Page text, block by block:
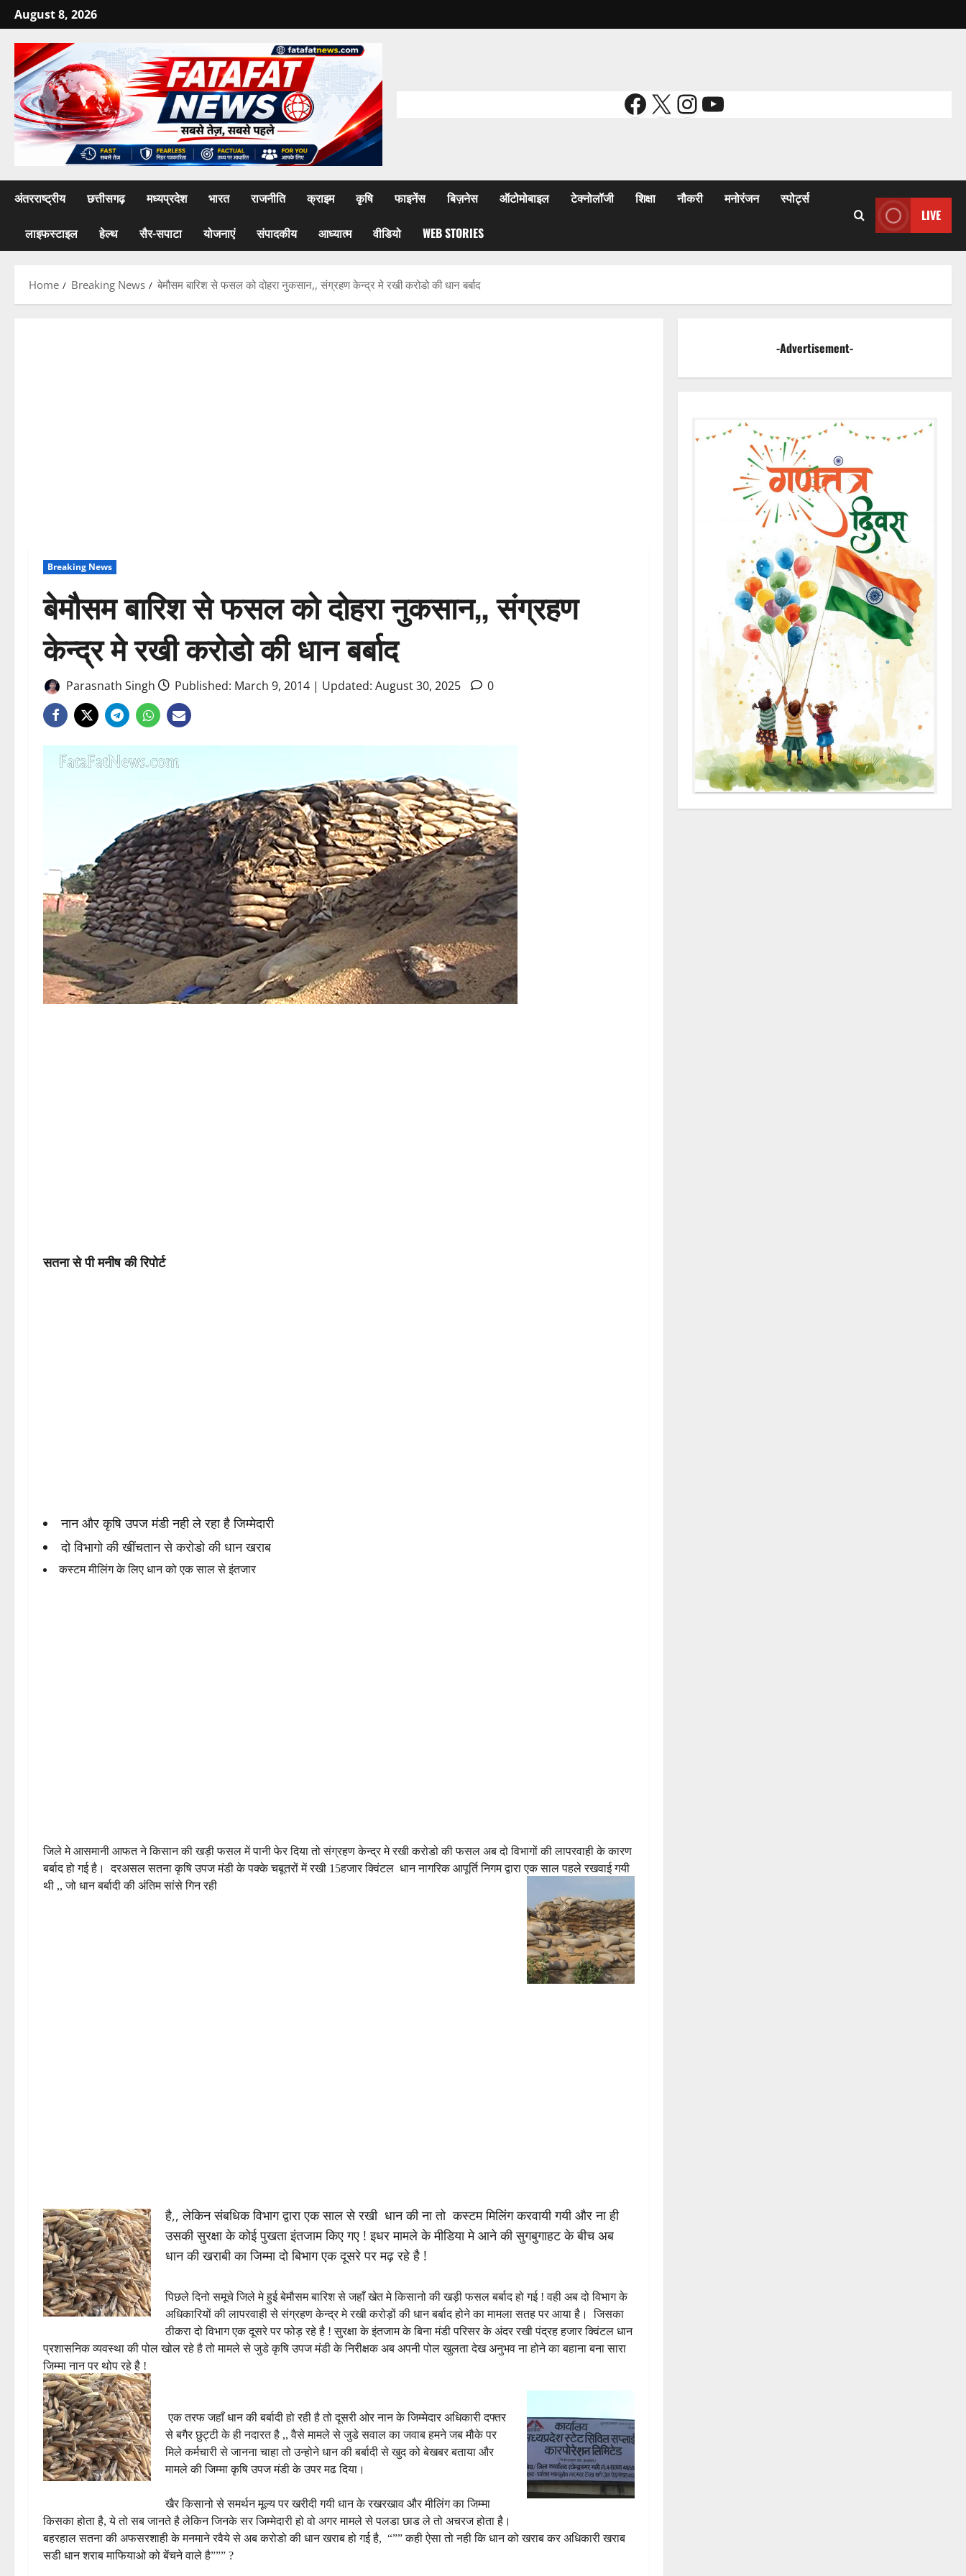
Skip
to
content
August 8, 2026
Facebook
X Instagram
YouTube
अंतरराष्ट्रीय छत्तीसगढ़ मध्यप्रदेश भारत राजनीति क्राइम कृषि फाइनेंस बिज़नेस ऑटोमोबाइल टेक्नोलॉजी शिक्षा नौकरी मनोरंजन स्पोर्ट्स
लाइफस्टाइल हेल्थ सैर-सपाटा योजनाएं संपादकीय आध्यात्म वीडियो WEB STORIES
LIVE
Home Breaking News बेमौसम बारिश से फसल को दोहरा नुकसान,, संग्रहण केन्द्र मे रखी करोडो की धान बर्बाद
Breaking News
बेमौसम बारिश से फसल को दोहरा नुकसान,, संग्रहण
केन्द्र मे रखी करोडो की धान बर्बाद
Parasnath Singh Published: March 9, 2014 | Updated: August 30, 2025 0
सतना से पी मनीष की रिपोर्ट
नान और कृषि उपज मंडी नही ले रहा है जिम्मेदारी
दो विभागो की खींचतान से करोडो की धान खराब
कस्टम मीलिंग के लिए धान को एक साल से इंतजार
जिले मे आसमानी आफत ने किसान की खड़ी फसल में पानी फेर दिया तो संग्रहण केन्द्र मे रखी करोडो की फसल अब दो विभागों की लापरवाही के कारण
बर्बाद हो गई है। दरअसल सतना कृषि उपज मंडी के पक्के चबूतरों में रखी 15हजार क्विंटल धान नागरिक आपूर्ति निगम द्वारा एक साल पहले रखवाई गयी
थी ,, जो धान बर्बादी की अंतिम सांसे गिन रही
है,, लेकिन संबधिक विभाग द्वारा एक साल से रखी धान की ना तो कस्टम मिलिंग करवायीगयी और ना ही
उसकी सुरक्षा के कोई पुखता इंतजाम किए गए ! इधर मामले के मीडिया मे आने की सुगबुगाहट के बीच अब
धान की खराबी का जिम्मा दो बिभाग एक दूसरे पर मढ़ रहे है !
पिछले दिनो समूचे जिले मे हुई बेमौसम बारिश से जहाँ खेत मे किसानो की खड़ी फसल बर्बाद हो गई ! वही अब दो विभाग के
अधिकारियों की लापरवाही से संग्रहण केन्द्र मे रखी करोड़ों की धान बर्बाद होने का मामला सतह पर आया है। जिसका
ठीकरा दो विभाग एक दूसरे पर फोड़ रहे है ! सुरक्षा के इंतजाम के बिना मंडी परिसर के अंदर रखी पंद्रह हजार क्विंटल धान
प्रशासनिक व्यवस्था की पोल खोल रहे है तो मामले से जुडे कृषि उपज मंडी के निरीक्षक अब अपनी पोल खुलता देख अनुभव ना होने का बहाना बना सारा
जिम्मा नान पर थोप रहे है !
एक तरफ जहाँ धान की बर्बादी हो रही है तो दूसरी ओर नान के जिम्मेदार अधिकारी दफ्तर
से बगैर छुट्टी के ही नदारत है ,, वैसे मामले से जुडे सवाल का जवाब हमने जब मौके पर
मिले कर्मचारी से जानना चाहा तो उन्होने धान की बर्बादी से खुद को बेखबर बताया और
मामले की जिम्मा कृषि उपज मंडी के उपर मढ दिया।
खैर किसानो से समर्थन मूल्य पर खरीदी गयी धान के रखरखाव और मीलिंग का जिम्मा
किसका होता है, ये तो सब जानते है लेकिन जिनके सर जिम्मेदारी हो वो अगर मामले से पलडा छाड ले तो अचरज होता है।
बहरहाल सतना की अफसरशाही के मनमाने रवैये से अब करोडो की धान खराब हो गई है, “”” कही ऐसा तो नही कि धान को खराब कर अधिकारी खराब
सडी धान शराब माफियाओ को बेंचने वाले है””” ?
-Advertisement-